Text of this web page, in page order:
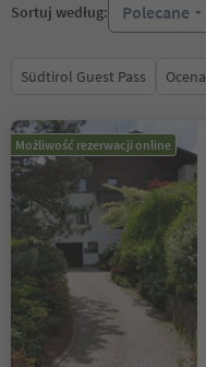
Sortuj według: Polecane
Südtirol Guest Pass Ocena
Możliwość rezerwacji online